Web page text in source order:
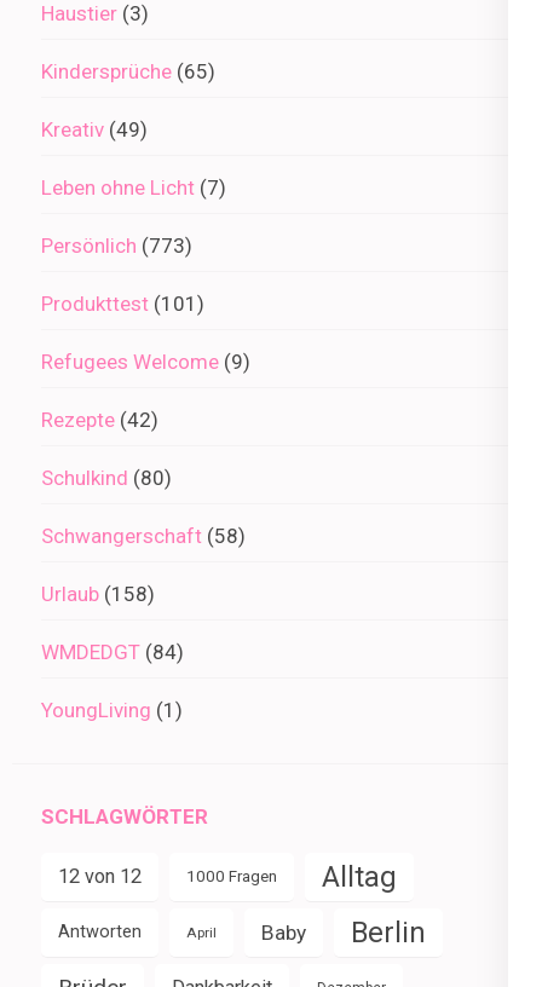
Haustier (3)
Kindersprüche (65)
Kreativ (49)
Leben ohne Licht (7)
Persönlich (773)
Produkttest (101)
Refugees Welcome (9)
Rezepte (42)
Schulkind (80)
Schwangerschaft (58)
Urlaub (158)
WMDEDGT (84)
YoungLiving (1)
SCHLAGWÖRTER
12 von 12 1000 Fragen Alltag
Antworten April Baby Berlin